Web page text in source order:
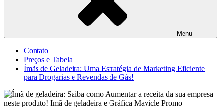
Menu
Contato
Preços e Tabela
Ímãs de Geladeira: Uma Estratégia de Marketing Eficiente
para Drogarias e Revendas de Gás!